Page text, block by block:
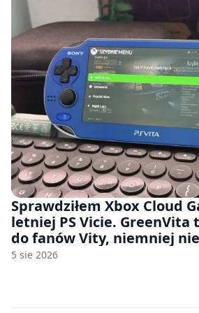
Sprawdziłem Xbox Cloud
letniej PS Vicie. GreenVita
do fanów Vity, niemniej
wiele [FELIETON]
5 sie 2026